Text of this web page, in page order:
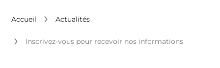
Accueil Actualités
Inscrivez-vous pour recevoir nos informations